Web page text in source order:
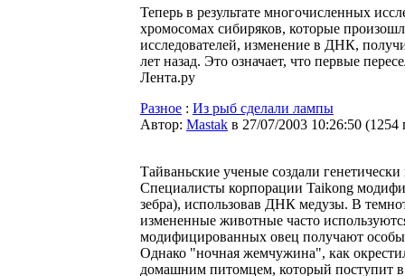
Теперь в результате многочисленных
хромосомах сибиряков, которые
исследователей, изменение в ДНК,
лет назад. Это означает, что первые
Лента.ру
Разное : Из рыб сделали лампы
Автор: Мastak в 27/07/2003 10:26:50 (1254
Тайваньские ученые создали
Специалисты корпорации Taikong
зебра), использовав ДНК медузы. В
измененные животные часто
модифицированных овец получают
Однако "ночная жемчужина", как
домашним питомцем, который поступит